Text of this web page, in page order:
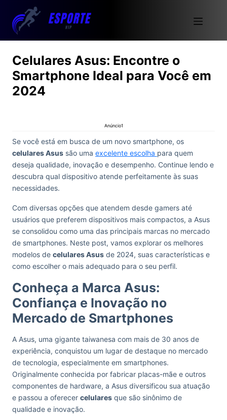
Celulares Asus: Encontre o
Smartphone Ideal para Você em
2024
Anúncio1
Se você está em busca de um novo smartphone, os
celulares Asus são uma excelente escolha para quem
deseja qualidade, inovação e desempenho. Continue lendo e
descubra qual dispositivo atende perfeitamente às suas
necessidades.
Com diversas opções que atendem desde gamers até
usuários que preferem dispositivos mais compactos, a Asus
se consolidou como uma das principais marcas no mercado
de smartphones. Neste post, vamos explorar os melhores
modelos de celulares Asus de 2024, suas características e
como escolher o mais adequado para o seu perfil.
Conheça a Marca Asus:
Confiança e Inovação no
Mercado de Smartphones
A Asus, uma gigante taiwanesa com mais de 30 anos de
experiência, conquistou um lugar de destaque no mercado
de tecnologia, especialmente em smartphones.
Originalmente conhecida por fabricar placas-mãe e outros
componentes de hardware, a Asus diversificou sua atuação
e passou a oferecer celulares que são sinônimo de
qualidade e inovação.